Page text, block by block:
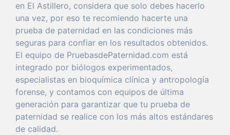
en El Astillero, considera que solo debes hacerlo
una vez, por eso te recomiendo hacerte una
prueba de paternidad en las condiciones más
seguras para confiar en los resultados obtenidos.
El equipo de PruebasdePaternidad.com está
integrado por biólogos experimentados,
especialistas en bioquímica clínica y antropología
forense, y contamos con equipos de última
generación para garantizar que tu prueba de
paternidad se realice con los más altos estándares
de calidad.